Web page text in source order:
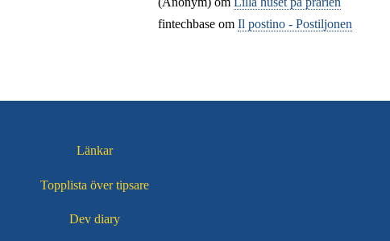
fintechbase om Il postino - Postiljonen
Länkar
Topplista över tipsare
Dev diary